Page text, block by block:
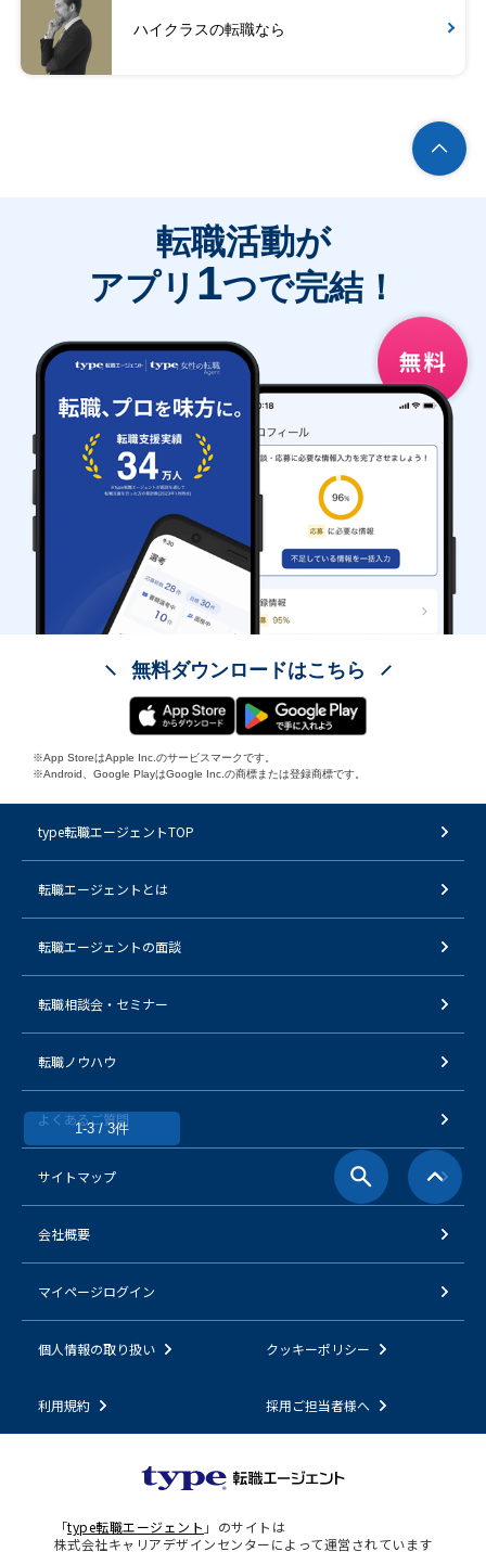
ハイクラスの転職なら
1-3 / 3件
転職活動が
アプリ 1つで完結！
無料ダウンロードはこちら
※App StoreはApple Inc.のサービスマークです。
※Android、Google PlayはGoogle Inc.の商標または登録商標です。
type転職エージェントTOP
転職エージェントとは
転職エージェントの面談
転職相談会・セミナー
転職ノウハウ
よくあるご質問
サイトマップ
会社概要
マイページログイン
個人情報の取り扱い クッキーポリシー
利用規約 採用ご担当者様へ
「type転職エージェント 」のサイトは
株式会社キャリアデザインセンターによって運営されています